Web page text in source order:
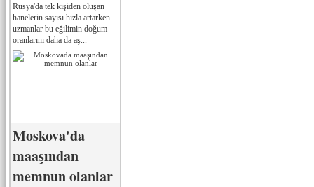
Rusya'da tek kişiden oluşan
hanelerin sayısı hızla artarken
uzmanlar bu eğilimin doğum
oranlarını daha da aş...
Moskova'da
maaşından
memnun olanlar